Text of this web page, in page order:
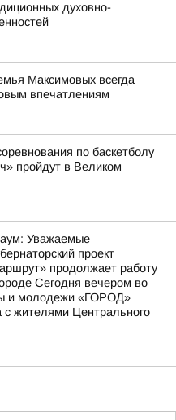
духовно-
Максимовых всегда
впечатлениям
по баскетболу
пройдут в Великом
Уважаемые
проект
продолжает работу
Сегодня вечером во
и молодежи «ГОРОД»
с жителями Центрального